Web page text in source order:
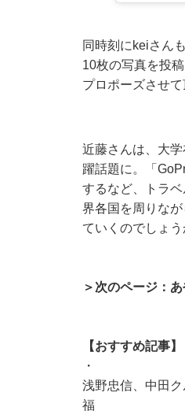
同時刻にkeiさん
10枚の写真を投
プロポーズさせ
近藤さんは、大
躍話題に。「
するなど、トラ
界各国を周りな
ていくのでしょ
＞次のページ：
【おすすめ記事】
・
浅野忠信、中田
福